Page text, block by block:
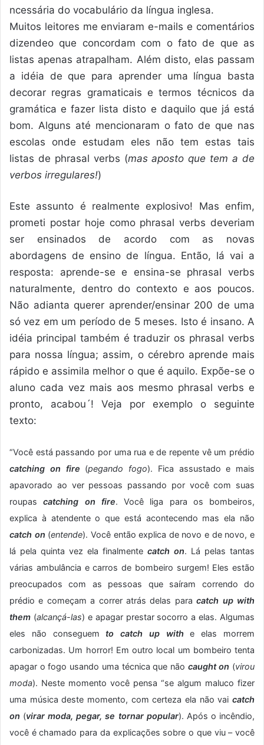
ncessária do vocabulário da língua inglesa.
Muitos leitores me enviaram e-mails e comentários
dizendeo que concordam com o fato de que as
listas apenas atrapalham. Além disto, elas passam
a idéia de que para aprender uma língua basta
decorar regras gramaticais e termos técnicos da
gramática e fazer lista disto e daquilo que já está
bom. Alguns até mencionaram o fato de que nas
escolas onde estudam eles não tem estas tais
listas de phrasal verbs (mas aposto que tem a de
verbos irregulares!)
Este assunto é realmente explosivo! Mas enfim,
prometi postar hoje como phrasal verbs deveriam
ser ensinados de acordo com as novas
abordagens de ensino de língua. Então, lá vai a
resposta: aprende-se e ensina-se phrasal verbs
naturalmente, dentro do contexto e aos poucos.
Não adianta querer aprender/ensinar 200 de uma
só vez em um período de 5 meses. Isto é insano. A
idéia principal também é traduzir os phrasal verbs
para nossa língua; assim, o cérebro aprende mais
rápido e assimila melhor o que é aquilo. Expõe-se o
aluno cada vez mais aos mesmo phrasal verbs e
pronto, acabou´! Veja por exemplo o seguinte
texto:
“Você está passando por uma rua e de repente vê um prédio
catching on fire (pegando fogo). Fica assustado e mais
apavorado ao ver pessoas passando por você com suas
roupascatching on fire. Você liga para os bombeiros,
explica à atendente o que está acontecendo mas ela não
catch on (entende). Você então explica de novo e de novo, e
lá pela quinta vez ela finalmente catch on. Lá pelas tantas
várias ambulância e carros de bombeiro surgem! Eles estão
preocupados com as pessoas que saíram correndo do
prédio e começam a correr atrás delas paracatch up with
them (alcançá-las) e apagar prestar socorro a elas. Algumas
eles não conseguem to catch up with e elas morrem
carbonizadas. Um horror! Em outro local um bombeiro tenta
apagar o fogo usando uma técnica que não caught on (virou
moda). Neste momento você pensa “se algum maluco fizer
uma música deste momento, com certeza ela não vai catch
on (virar moda, pegar, se tornar popular). Após o incêndio,
você é chamado para da explicações sobre o que viu – você